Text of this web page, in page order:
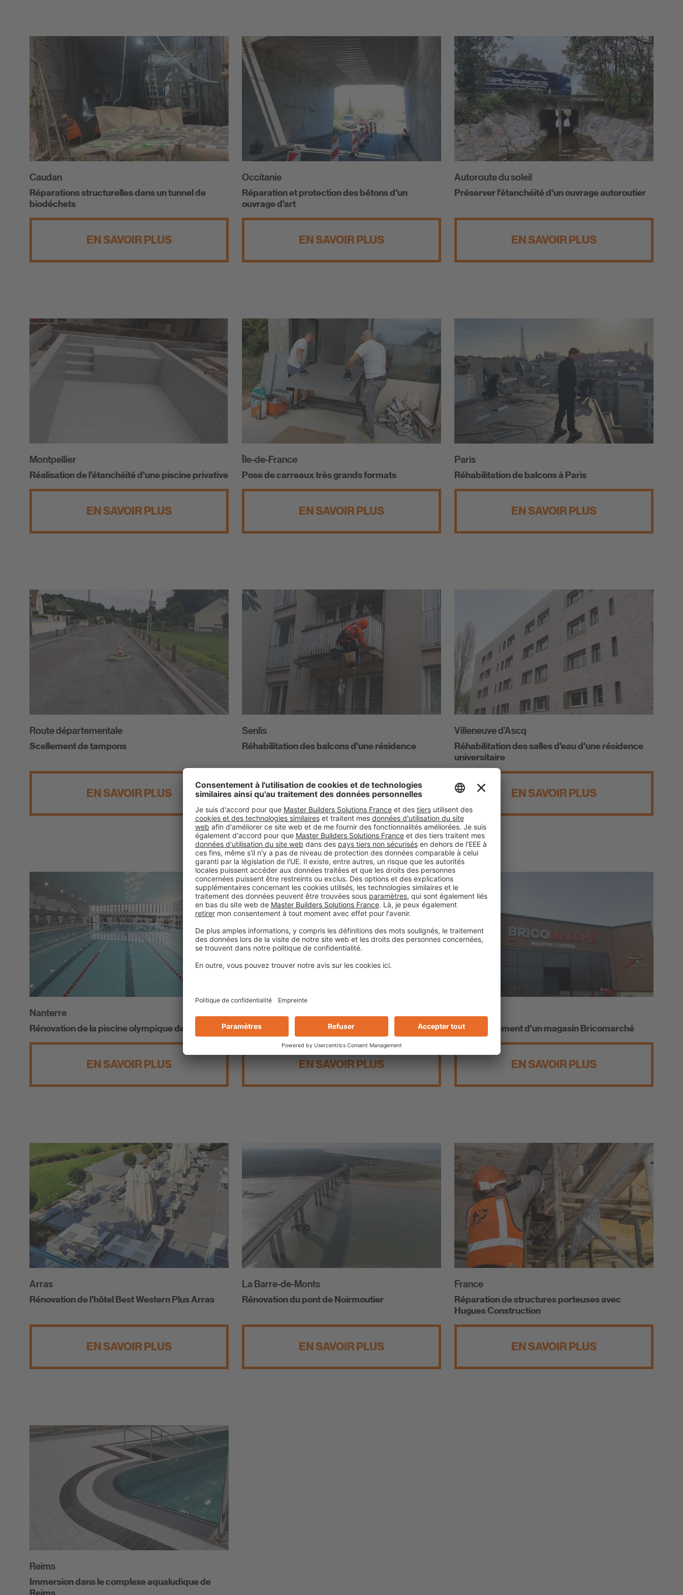
Caudan
Réparations structurelles dans un tunnel de
biodéchets
EN SAVOIR PLUS
Occitanie
Réparation et protection des bétons d'un
ouvrage d'art
EN SAVOIR PLUS
Autoroute du soleil
Préserver l'étanchéité d'un ouvrage autoroutier
EN SAVOIR PLUS
Montpellier
Réalisation de l'étanchéité d'une piscine privative
EN SAVOIR PLUS
Île-de-France
Pose de carreaux très grands formats
EN SAVOIR PLUS
Paris
Réhabilitation de balcons à Paris
EN SAVOIR PLUS
Route départementale
Scellement de tampons
EN SAVOIR PLUS
Senlis
Réhabilitation des balcons d'une résidence
EN SAVOIR PLUS
Villeneuve d’Ascq
Réhabilitation des salles d'eau d'une résidence
universitaire
EN SAVOIR PLUS
Nanterre
Rénovation de la piscine olympique de Nanterre
EN SAVOIR PLUS
Rénovation du pont de Chusclan
EN SAVOIR PLUS
Agrandissement d'un magasin Bricomarché
EN SAVOIR PLUS
Arras
Rénovation de l'hôtel Best Western Plus Arras
EN SAVOIR PLUS
La Barre-de-Monts
Rénovation du pont de Noirmoutier
EN SAVOIR PLUS
France
Réparation de structures porteuses avec
Hugues Construction
EN SAVOIR PLUS
Reims
Immersion dans le complexe aqualudique de